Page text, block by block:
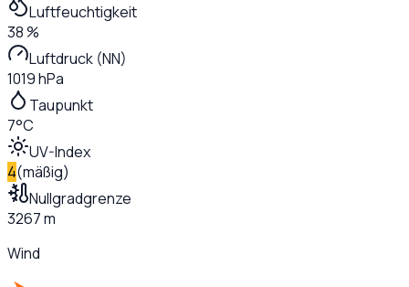
Luftfeuchtigkeit
38 %
Luftdruck (NN)
1019 hPa
Taupunkt
7°C
UV-Index
4(mäßig)
Nullgradgrenze
3267 m
Wind